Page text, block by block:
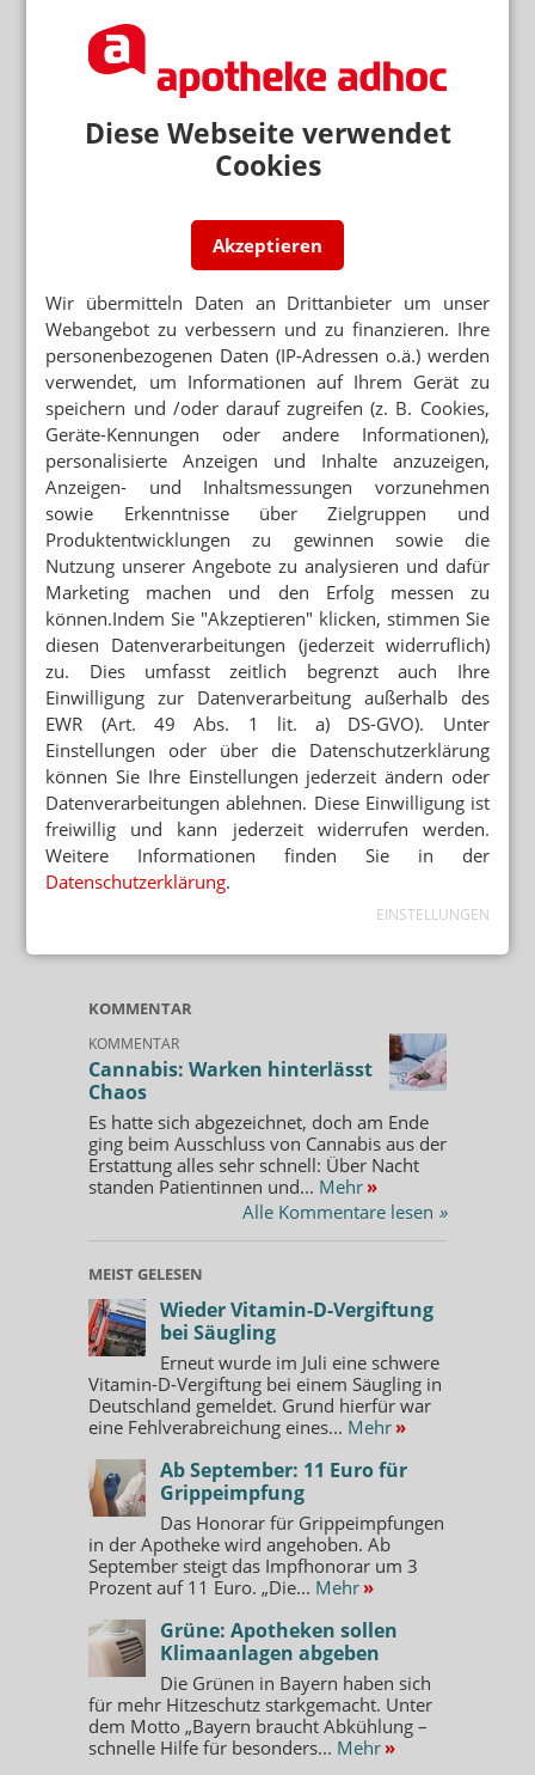
Diese Webseite verwendet
Cookies
Akzeptieren
Wir übermitteln Daten an Drittanbieter um unser
Webangebot zu verbessern und zu finanzieren. Ihre
personenbezogenen Daten (IP-Adressen o.ä.) werden
verwendet, um Informationen auf Ihrem Gerät zu
speichern und /oder darauf zugreifen (z. B. Cookies,
Geräte-Kennungen oder andere Informationen),
personalisierte Anzeigen und Inhalte anzuzeigen,
Anzeigen- und Inhaltsmessungen vorzunehmen
sowie Erkenntnisse über Zielgruppen und
Produktentwicklungen zu gewinnen sowie die
Nutzung unserer Angebote zu analysieren und dafür
Marketing machen und den Erfolg messen zu
können.Indem Sie "Akzeptieren" klicken, stimmen Sie
diesen Datenverarbeitungen (jederzeit widerruflich)
zu. Dies umfasst zeitlich begrenzt auch Ihre
Einwilligung zur Datenverarbeitung außerhalb des
EWR (Art. 49 Abs. 1 lit. a) DS-GVO). Unter
Einstellungen oder über die Datenschutzerklärung
können Sie Ihre Einstellungen jederzeit ändern oder
Datenverarbeitungen ablehnen. Diese Einwilligung ist
freiwillig und kann jederzeit widerrufen werden.
Weitere Informationen finden Sie in der
Datenschutzerklärung.
EINSTELLUNGEN
KOMMENTAR
KOMMENTAR
Cannabis: Warken hinterlässt
Chaos
Es hatte sich abgezeichnet, doch am Ende
ging beim Ausschluss von Cannabis aus der
Erstattung alles sehr schnell: Über Nacht
standen Patientinnen und... Mehr »
Alle Kommentare lesen »
MEIST GELESEN
Wieder Vitamin-D-Vergiftung
bei Säugling
Erneut wurde im Juli eine schwere
Vitamin-D-Vergiftung bei einem Säugling in
Deutschland gemeldet. Grund hierfür war
eine Fehlverabreichung eines... Mehr »
Ab September: 11 Euro für
Grippeimpfung
Das Honorar für Grippeimpfungen
in der Apotheke wird angehoben. Ab
September steigt das Impfhonorar um 3
Prozent auf 11 Euro. „Die... Mehr »
Grüne: Apotheken sollen
Klimaanlagen abgeben
Die Grünen in Bayern haben sich
für mehr Hitzeschutz starkgemacht. Unter
dem Motto „Bayern braucht Abkühlung –
schnelle Hilfe für besonders... Mehr »